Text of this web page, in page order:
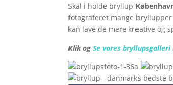
Skal i holde bryllup
fotograferet mange
kan lave de mere kreative og
Klik ogSe vores bryllupsgalleri